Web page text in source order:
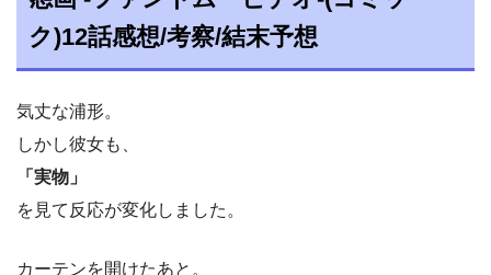
ク)12話感想/考察/結末予想
気丈な浦形。
しかし彼女も、
「実物」
を見て反応が変化しました。
カーテンを開けたあと。